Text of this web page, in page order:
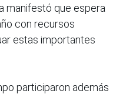
manifestó que espera
con recursos
estas importantes
participaron además